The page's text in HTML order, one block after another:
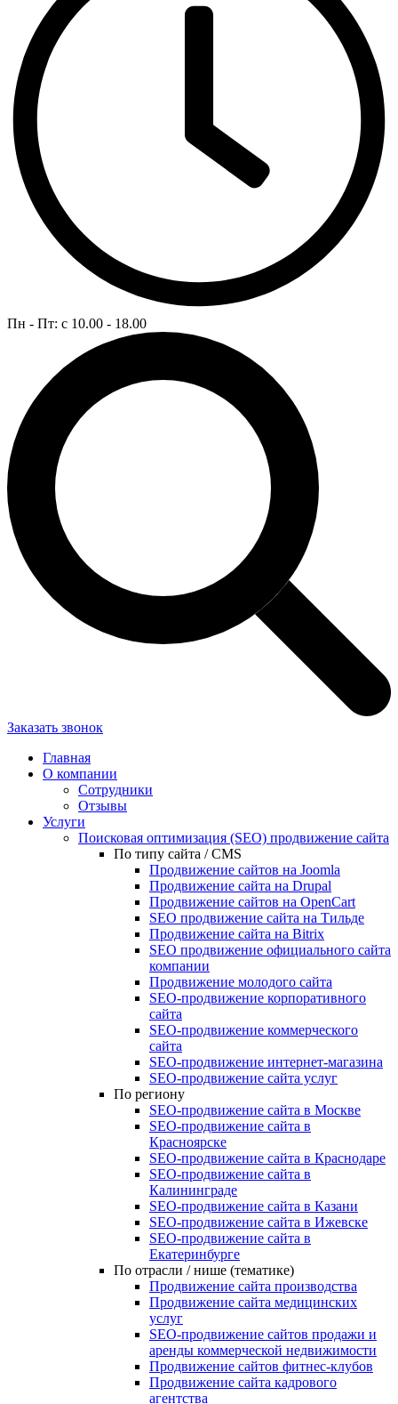
Пн - Пт: c 10.00 - 18.00
Заказать звонок
Главная
О компании
Сотрудники
Отзывы
Услуги
Поисковая оптимизация (SEO) продвижение сайта
По типу сайта / CMS
Продвижение сайтов на Joomla
Продвижение сайта на Drupal
Продвижение сайтов на OpenCart
SEO продвижение сайта на Тильде
Продвижение сайта на Bitrix
SEO продвижение официального сайта
компании
Продвижение молодого сайта
SEO-продвижение корпоративного
сайта
SEO-продвижение коммерческого
сайта
SEO-продвижение интернет-магазина
SEO‑продвижение сайта услуг
По региону
SEO-продвижение сайта в Москве
SEO-продвижение сайта в
Красноярске
SEO-продвижение сайта в Краснодаре
SEO-продвижение сайта в
Калининграде
SEO-продвижение сайта в Казани
SEO-продвижение сайта в Ижевске
SEO-продвижение сайта в
Екатеринбурге
По отрасли / нише (тематике)
Продвижение сайта производства
Продвижение сайта медицинских
услуг
SEO-продвижение сайтов продажи и
аренды коммерческой недвижимости
Продвижение сайтов фитнес-клубов
Продвижение сайта кадрового
агентства